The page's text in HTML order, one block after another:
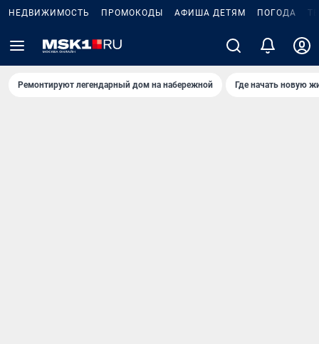
НЕДВИЖИМОСТЬ ПРОМОКОДЫ АФИША ДЕТЯМ ПОГОДА
Ремонтируют легендарный дом на набережной Где начать новую